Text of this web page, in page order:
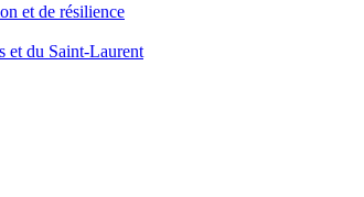
et de résilience
et du Saint-Laurent